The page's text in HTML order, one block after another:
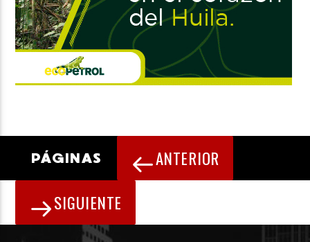
PÁGINAS
ANTERIOR
SIGUIENTE